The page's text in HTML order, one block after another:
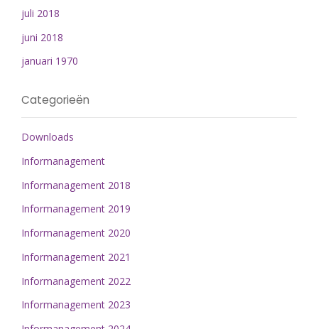
juli 2018
juni 2018
januari 1970
Categorieën
Downloads
Informanagement
Informanagement 2018
Informanagement 2019
Informanagement 2020
Informanagement 2021
Informanagement 2022
Informanagement 2023